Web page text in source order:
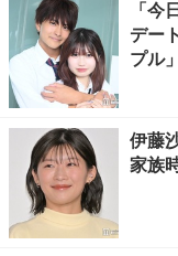
「
デー
プル
伊藤
家族